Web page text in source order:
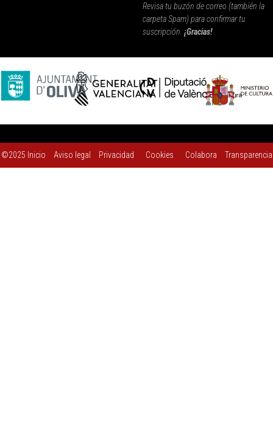
Revisa tu buzón de correo (también la
carpeta Spam) para confirmar tu
suscripción. ¡Gracias!
©2025 Inicio Aviso legal Privacidad Cookies Colabora Transparencia